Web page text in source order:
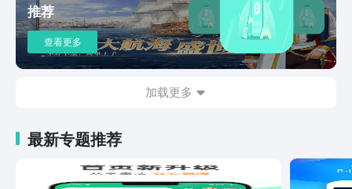
推荐
查看更多
加载更多
最新专题推荐